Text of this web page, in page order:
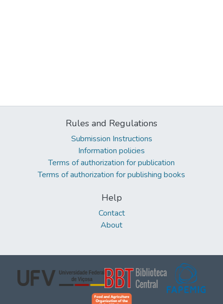
Rules and Regulations
Submission Instructions
Information policies
Terms of authorization for publication
Terms of authorization for publishing books
Help
Contact
About